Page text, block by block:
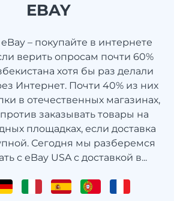
EBAY
– покупайте в интернете
верить опросам почти 60%
хотя бы раз делали
Интернет. Почти 40% из них
в отечественных магазинах,
заказывать товары на
площадках, если доставка
Сегодня мы разберемся
с eBay USA с доставкой в...